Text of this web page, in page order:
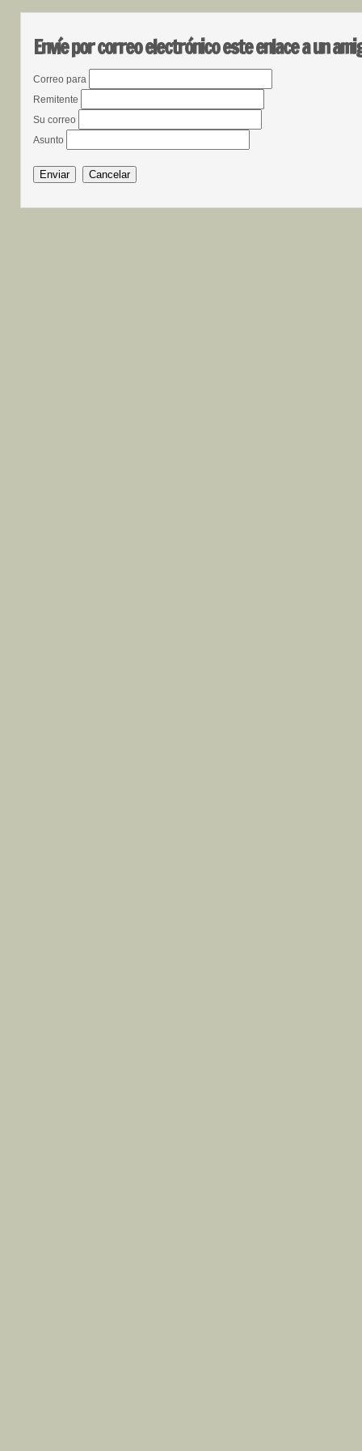
Envíe por correo electrónico este enlace a un
Correo para
Remitente
Su correo
Asunto
Enviar Cancelar